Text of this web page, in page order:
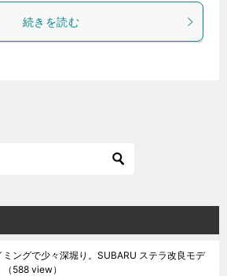
続きを読む
ミングで少々深堀り。SUBARU ステラ改良モデ
（588 view）